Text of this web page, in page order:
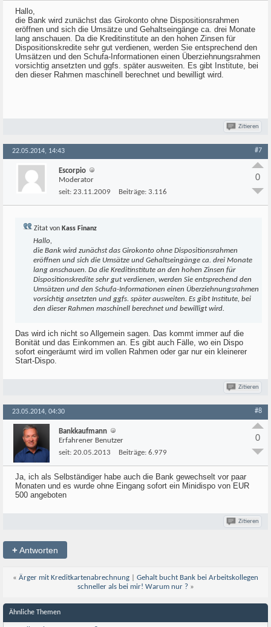
Hallo,
die Bank wird zunächst das Girokonto ohne Dispositionsrahmen
eröffnen und sich die Umsätze und Gehaltseingänge ca. drei Monate
lang anschauen. Da die Kreditinstitute an den hohen Zinsen für
Dispositionskredite sehr gut verdienen, werden Sie entsprechend den
Umsätzen und den Schufa-Informationen einen Überziehnungsrahmen
vorsichtig ansetzten und ggfs. später ausweiten. Es gibt Institute, bei
den dieser Rahmen maschinell berechnet und bewilligt wird.
Zitieren
22.05.2014, 14:43 #7
Escorpio
Moderator
seit: 23.11.2009 Beiträge: 3.116
0
Zitat von Kass Finanz
Hallo,
die Bank wird zunächst das Girokonto ohne Dispositionsrahmen
eröffnen und sich die Umsätze und Gehaltseingänge ca. drei Monate
lang anschauen. Da die Kreditinstitute an den hohen Zinsen für
Dispositionskredite sehr gut verdienen, werden Sie entsprechend den
Umsätzen und den Schufa-Informationen einen Überziehnungsrahmen
vorsichtig ansetzten und ggfs. später ausweiten. Es gibt Institute, bei
den dieser Rahmen maschinell berechnet und bewilligt wird.
Das wird ich nicht so Allgemein sagen. Das kommt immer auf die
Bonität und das Einkommen an. Es gibt auch Fälle, wo ein Dispo
sofort eingeräumt wird im vollen Rahmen oder gar nur ein kleinerer
Start-Dispo.
Zitieren
23.05.2014, 04:30 #8
Bankkaufmann
Erfahrener Benutzer
seit: 20.05.2013 Beiträge: 6.979
0
Ja, ich als Selbständiger habe auch die Bank gewechselt vor paar
Monaten und es wurde ohne Eingang sofort ein Minidispo von EUR
500 angeboten
Zitieren
+Antworten
« Ärger mit Kreditkartenabrechnung
Gehalt bucht Bank bei Arbeitskollegen
schneller als bei mir! Warum nur ? »
Ähnliche Themen